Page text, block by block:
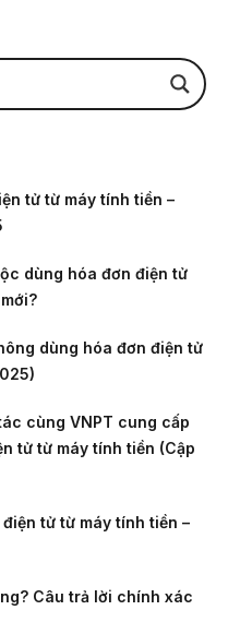
tử từ máy tính tiền –
dùng hóa đơn điện tử
dùng hóa đơn điện tử
cùng VNPT cung cấp
tử từ máy tính tiền (Cập
tử từ máy tính tiền –
Câu trả lời chính xác